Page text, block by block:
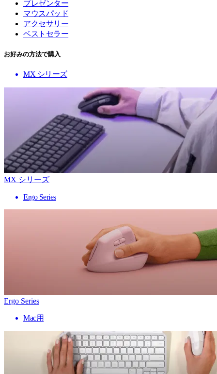
プレゼンター
マウスパッド
アクセサリー
ベストセラー
お好みの方法で購入
MX シリーズ
MX シリーズ
Ergo Series
Ergo Series
Mac用